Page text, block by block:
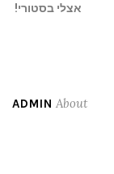
אצלי בסטורי!
About
ADMIN